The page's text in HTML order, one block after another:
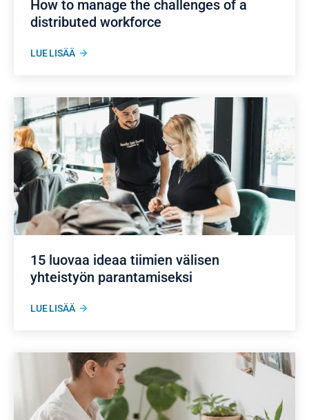
How to manage the challenges of a
distributed workforce
LUE LISÄÄ
15 luovaa ideaa tiimien välisen
yhteistyön parantamiseksi
LUE LISÄÄ